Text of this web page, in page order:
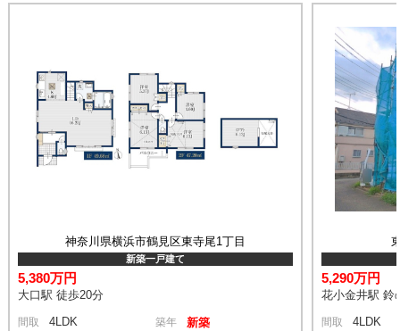
神奈川県横浜市鶴見区東寺尾1丁目
新築一戸建て
5,380万円
大口駅 徒歩20分
間取 4LDK 築年 新築
5,290万円
花小金井駅 鈴
間取 4LDK